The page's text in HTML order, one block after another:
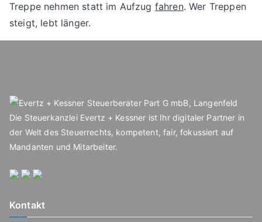
Treppe nehmen statt im Aufzug fahren. Wer Treppen
steigt, lebt länger.
Die Steuerkanzlei Evertz + Kessner ist Ihr digitaler Partner in
der Welt des Steuerrechts, kompetent, fair, fokussiert auf
Mandanten und Mitarbeiter.
Kontakt